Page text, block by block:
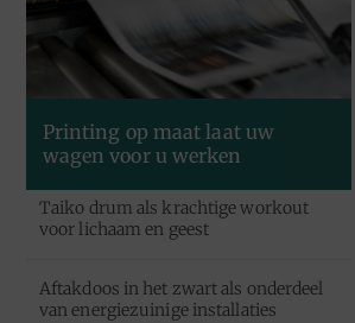
Printing op maat laat uw
wagen voor u werken
Taiko drum als krachtige workout
voor lichaam en geest
Aftakdoos in het zwart als onderdeel
van energiezuinige installaties